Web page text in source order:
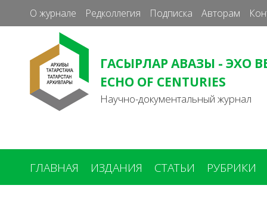
О журнале Редколлегия Подписка Авторам
ГАСЫРЛАР АВАЗЫ - ЭХО
ECHO OF CENTURIES
Научно-документальный журнал
ГЛАВНАЯ ИЗДАНИЯ СТАТЬИ РУБРИКИ